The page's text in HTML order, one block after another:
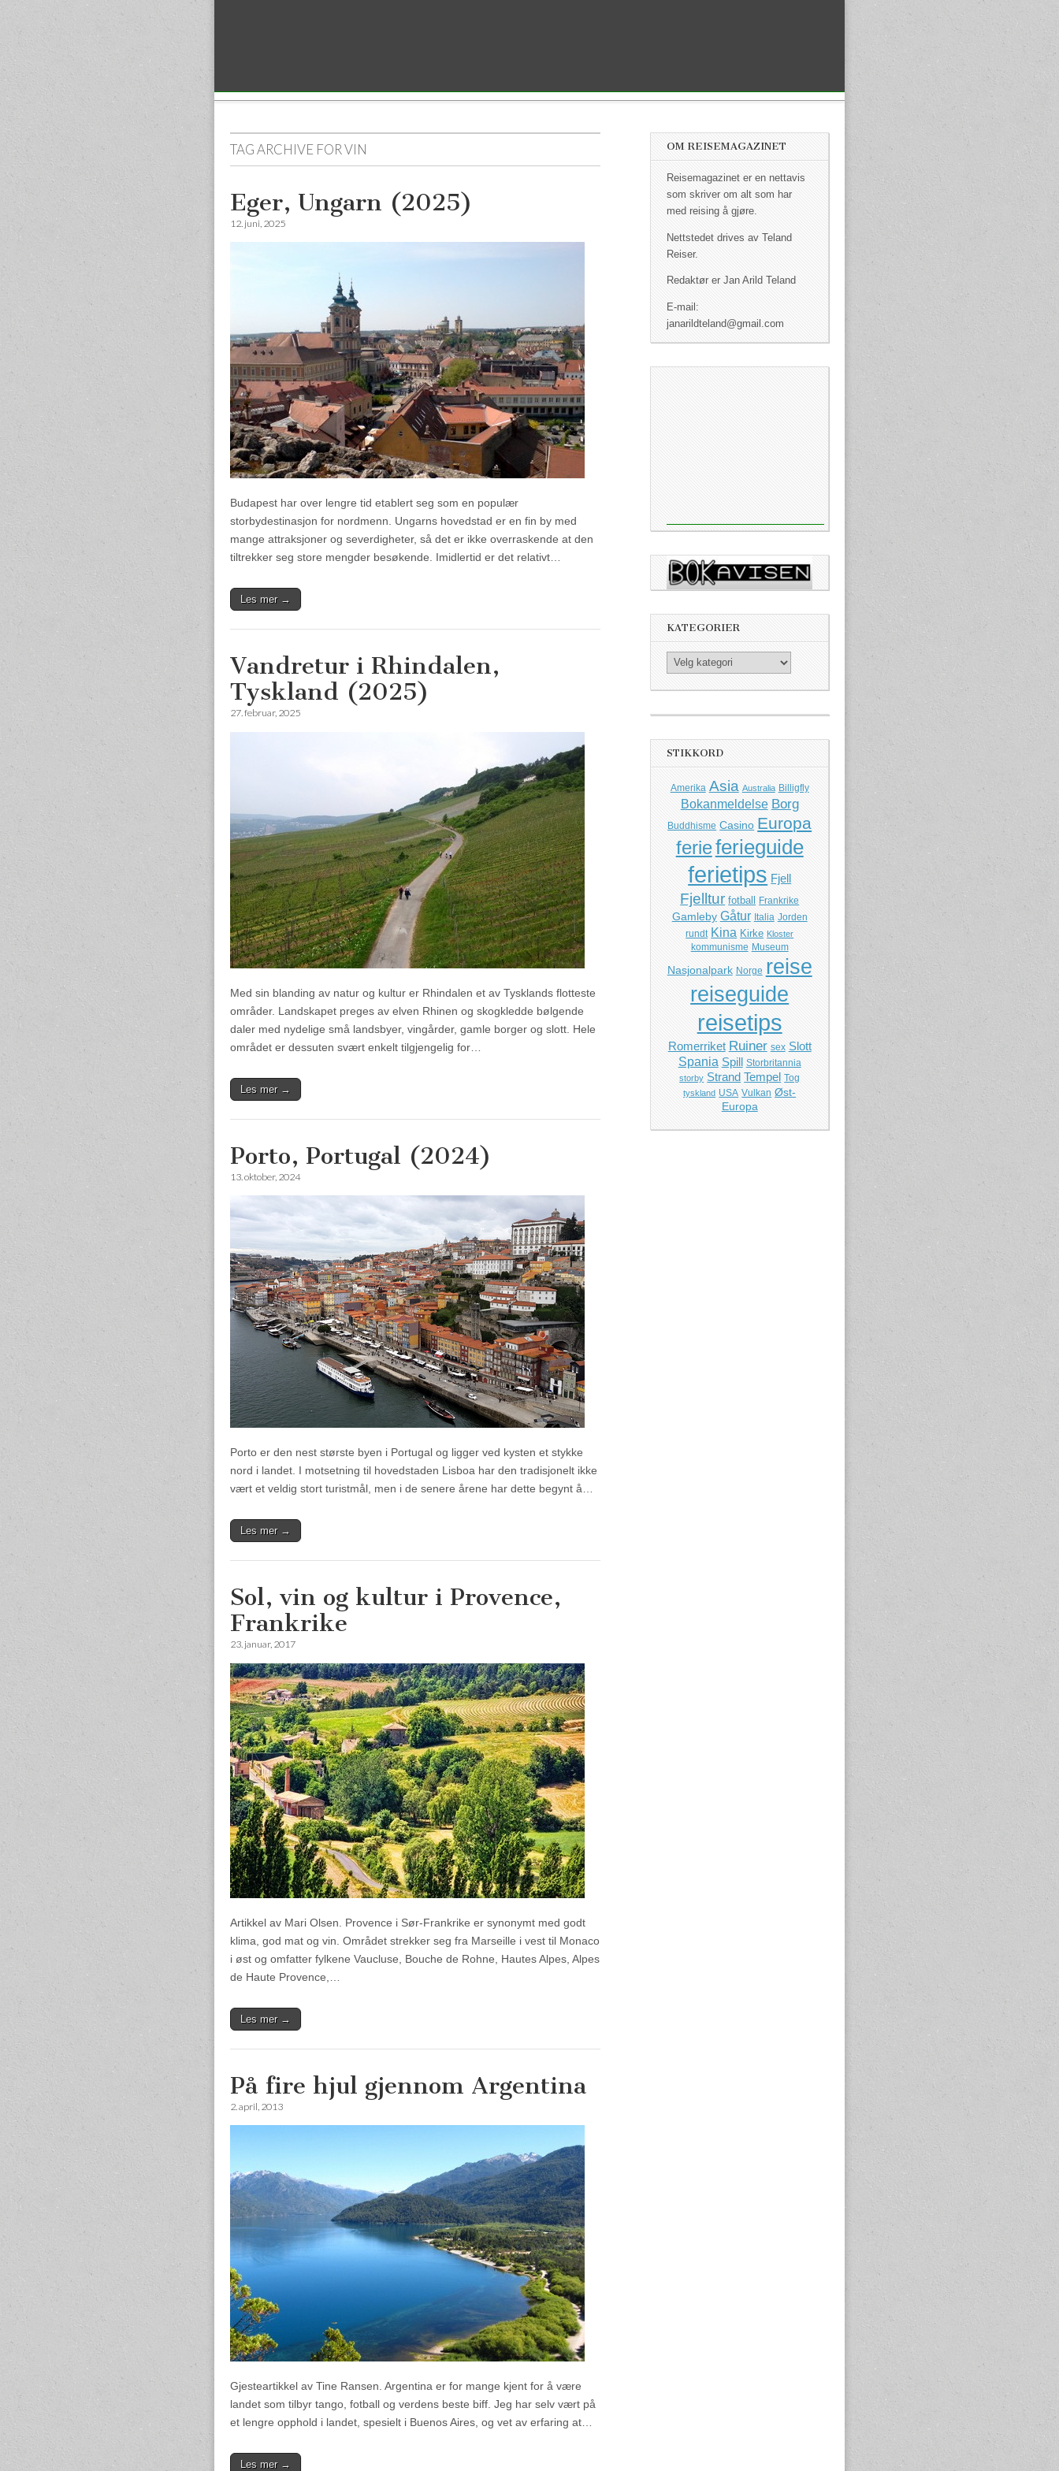
TAG ARCHIVE FORVIN
Eger, Ungarn (2025)
12. juni, 2025
Budapest har over lengre tid etablert seg som en populær
storbydestinasjon for nordmenn. Ungarns hovedstad er en fin by med
mange attraksjoner og severdigheter, så det er ikke overraskende at den
tiltrekker seg store mengder besøkende. Imidlertid er det relativt…
Les mer →
Vandretur i Rhindalen,
Tyskland (2025)
27. februar, 2025
Med sin blanding av natur og kultur er Rhindalen et av Tysklands flotteste
områder. Landskapet preges av elven Rhinen og skogkledde bølgende
daler med nydelige små landsbyer, vingårder, gamle borger og slott. Hele
området er dessuten svært enkelt tilgjengelig for…
Les mer →
Porto, Portugal (2024)
13. oktober, 2024
Porto er den nest største byen i Portugal og ligger ved kysten et stykke
nord i landet. I motsetning til hovedstaden Lisboa har den tradisjonelt ikke
vært et veldig stort turistmål, men i de senere årene har dette begynt å…
Les mer →
Sol, vin og kultur i Provence,
Frankrike
23. januar, 2017
Artikkel av Mari Olsen. Provence i Sør-Frankrike er synonymt med godt
klima, god mat og vin. Området strekker seg fra Marseille i vest til Monaco
i øst og omfatter fylkene Vaucluse, Bouche de Rohne, Hautes Alpes, Alpes
de Haute Provence,…
Les mer →
På fire hjul gjennom Argentina
2. april, 2013
Gjesteartikkel av Tine Ransen. Argentina er for mange kjent for å være
landet som tilbyr tango, fotball og verdens beste biff. Jeg har selv vært på
et lengre opphold i landet, spesielt i Buenos Aires, og vet av erfaring at…
Les mer →
OM REISEMAGAZINET
Reisemagazinet er en nettavis
som skriver om alt som har
med reising å gjøre.
Nettstedet drives av Teland
Reiser.
Redaktør er Jan Arild Teland
E-mail:
janarildteland@gmail.com
KATEGORIER
Kategorier
STIKKORD
Amerika Asia Australia Billigfly
Bokanmeldelse Borg
Buddhisme Casino Europa
ferieferieguide
ferietips Fjell
Fjelltur fotball Frankrike
Gamleby Gåtur Italia Jorden
rundt Kina Kirke Kloster
kommunisme Museum
Nasjonalpark Norge reise
reiseguide
reisetips
Romerriket Ruiner sex Slott
Spania Spill Storbritannia
storby Strand Tempel Tog
tyskland USA Vulkan Øst-
Europa